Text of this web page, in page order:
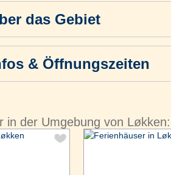
das Gebiet
& Öffnungszeiten
in der Umgebung von Løkken: